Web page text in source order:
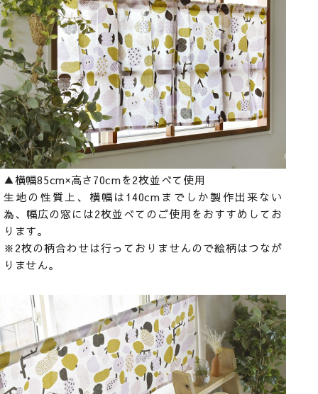
▲横幅85cm×高さ70cmを2枚並べて使用
生地の性質上、横幅は140cmまでしか製作出来ない
為、幅広の窓には2枚並べてのご使用をおすすめしてお
ります。
※2枚の柄合わせは行っておりませんので絵柄はつなが
りません。